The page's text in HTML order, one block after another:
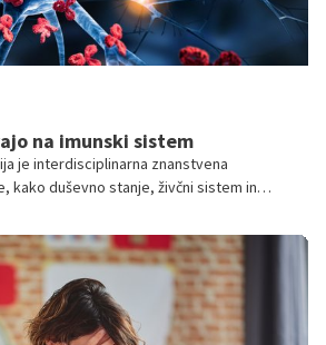
in cert. Breath Science
na imunski sistem
je interdisciplinarna znanstvena
kako duševno stanje, živčni sistem in
naše zdravje.